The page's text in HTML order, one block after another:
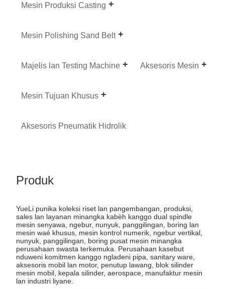
Mesin Produksi Casting
Mesin Polishing Sand Belt
Majelis lan Testing Machine Aksesoris Mesin
Mesin Tujuan Khusus
Aksesoris Pneumatik Hidrolik
Produk
YueLi punika koleksi riset lan pangembangan, produksi,
sales lan layanan minangka kabèh kanggo dual spindle
mesin senyawa, ngebur, nunyuk, panggilingan, boring lan
mesin waé khusus, mesin kontrol numerik, ngebur vertikal,
nunyuk, panggilingan, boring pusat mesin minangka
perusahaan swasta terkemuka. Perusahaan kasebut
nduweni komitmen kanggo ngladeni pipa, sanitary ware,
aksesoris mobil lan motor, penutup lawang, blok silinder
mesin mobil, kepala silinder, aerospace, manufaktur mesin
lan industri liyane.